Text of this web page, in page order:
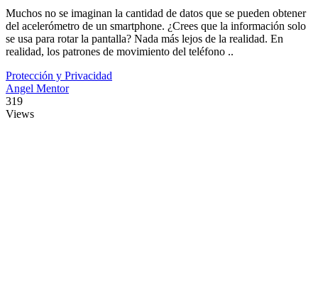
Muchos no se imaginan la cantidad de datos que se pueden obtener
del acelerómetro de un smartphone. ¿Crees que la información solo
se usa para rotar la pantalla? Nada más lejos de la realidad. En
realidad, los patrones de movimiento del teléfono ..
Protección y Privacidad
Angel Mentor
319
Views